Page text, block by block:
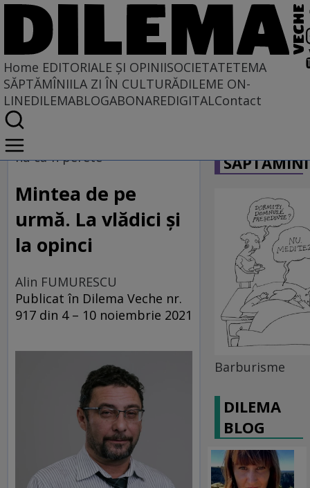
Home EDITORIALE ȘI OPINIISOCIETATETEMA
SĂPTĂMÎNIILA ZI ÎN CULTURĂDILEME ON-
LINEDILEMABLOGABONAREDIGITALContact
Home
EDITORIALE ȘI OPINII
TÎLC SHOW
nu ca-n perete
Mintea de pe
urmă. La vlădici și
la opinci
Alin FUMURESCU
Publicat în Dilema Veche nr.
917 din 4 – 10 noiembrie 2021
Barburisme
DILEMA
BLOG